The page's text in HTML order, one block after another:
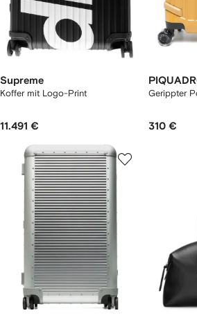
Supreme
Koffer mit Logo-Print
11.491 €
Gerippter
310 €